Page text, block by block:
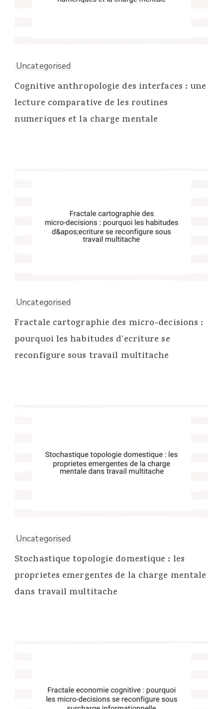
Uncategorised
Cognitive anthropologie des interfaces : une
lecture comparative de les routines
numeriques et la charge mentale
Uncategorised
Fractale cartographie des micro-decisions :
pourquoi les habitudes d'ecriture se
reconfigure sous travail multitache
Uncategorised
Stochastique topologie domestique : les
proprietes emergentes de la charge mentale
dans travail multitache